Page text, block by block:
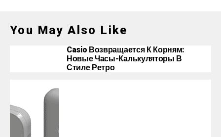
You May Also Like
Casio Возвращается К Корням:
Новые Часы-Калькуляторы В
Стиле Ретро